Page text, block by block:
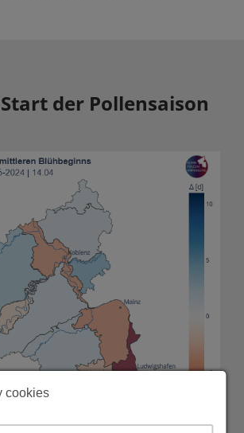
der Pollensaison
cookies